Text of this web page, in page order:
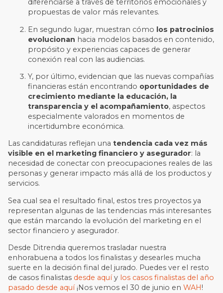
diferenciarse a través de territorios emocionales y
propuestas de valor más relevantes.
En segundo lugar, muestran cómo los patrocinios
evolucionan hacia modelos basados en contenido,
propósito y experiencias capaces de generar
conexión real con las audiencias.
Y, por último, evidencian que las nuevas compañías
financieras están encontrando oportunidades de
crecimiento mediante la educación, la
transparencia y el acompañamiento, aspectos
especialmente valorados en momentos de
incertidumbre económica.
Las candidaturas reflejan unatendencia cada vez más
visible en el marketing financiero y asegurador: la
necesidad de conectar con preocupaciones reales de las
personas y generar impacto más allá de los productos y
servicios.
Sea cual sea el resultado final, estos tres proyectos ya
representan algunas de las tendencias más interesantes
que están marcando la evolución del marketing en el
sector financiero y asegurador.
Desde Ditrendia queremos trasladar nuestra
enhorabuena a todos los finalistas y desearles mucha
suerte en la decisión final del jurado. Puedes ver el resto
de casos finalistas desde aquíy los casos finalistas del año
pasado desde aquí¡Nos vemos el 30 de junio enWAH!